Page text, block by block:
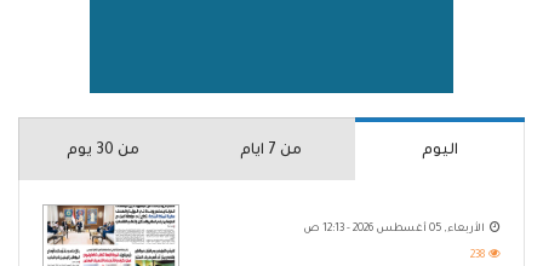
اليوم من 7 ايام من 30 يوم
الأربعاء, 05 أغسطس 2026 - 12:13 ص
238